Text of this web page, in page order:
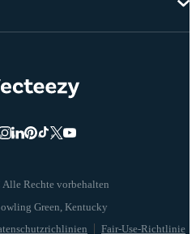
Rechte vorbehalten
Fair-Use-Richtlinie